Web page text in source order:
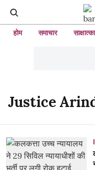
होम समाचार
Justice